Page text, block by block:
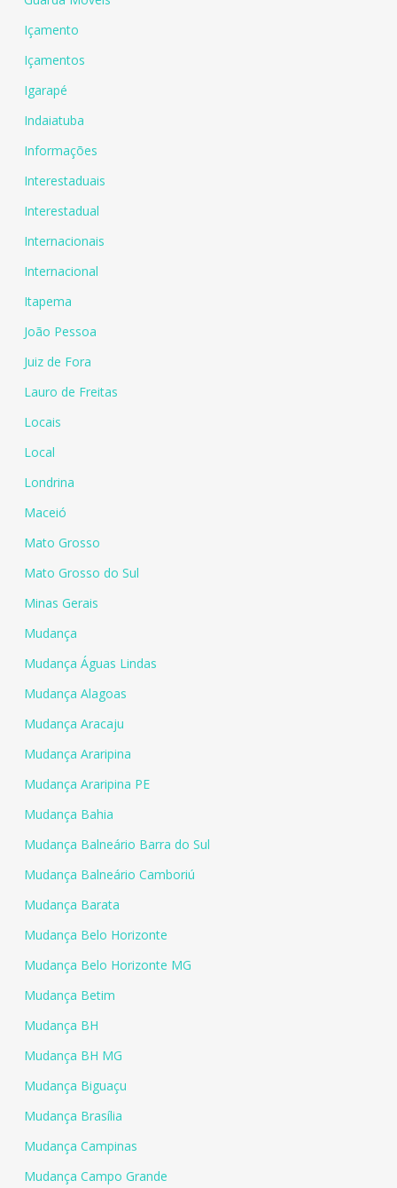
Içamento
Içamentos
Igarapé
Indaiatuba
Informações
Interestaduais
Interestadual
Internacionais
Internacional
Itapema
João Pessoa
Juiz de Fora
Lauro de Freitas
Locais
Local
Londrina
Maceió
Mato Grosso
Mato Grosso do Sul
Minas Gerais
Mudança
Mudança Águas Lindas
Mudança Alagoas
Mudança Aracaju
Mudança Araripina
Mudança Araripina PE
Mudança Bahia
Mudança Balneário Barra do Sul
Mudança Balneário Camboriú
Mudança Barata
Mudança Belo Horizonte
Mudança Belo Horizonte MG
Mudança Betim
Mudança BH
Mudança BH MG
Mudança Biguaçu
Mudança Brasília
Mudança Campinas
Mudança Campo Grande